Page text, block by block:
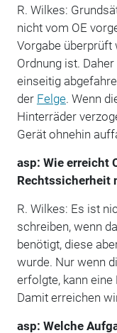
R. Wilkes:
nicht vom OE
Vorgabe überprüft
Ordnung ist.
einseitig
der Felge. Wenn
Hinterräder
Gerät ohnehin
asp: Wie erreicht
Rechtssicherheit
R. Wilkes: Es ist
schreiben, wenn
benötigt, diese
wurde. Nur wenn
erfolgte, kann eine
Damit erreichen
asp: Welche